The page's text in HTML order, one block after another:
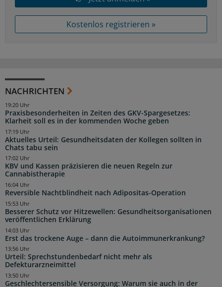
Kostenlos registrieren »
NACHRICHTEN
Praxisbesonderheiten in Zeiten des GKV-Spargesetzes:
Klarheit soll es in der kommenden Woche geben
19:20 Uhr
Aktuelles Urteil: Gesundheitsdaten der Kollegen sollten in
Chats tabu sein
17:19 Uhr
KBV und Kassen präzisieren die neuen Regeln zur
Cannabistherapie
17:02 Uhr
Reversible Nachtblindheit nach Adipositas-Operation
16:04 Uhr
Besserer Schutz vor Hitzewellen: Gesundheitsorganisationen
veröffentlichen Erklärung
15:53 Uhr
Erst das trockene Auge – dann die Autoimmunerkrankung?
14:03 Uhr
Urteil: Sprechstundenbedarf nicht mehr als
Defekturarzneimittel
13:56 Uhr
Geschlechtersensible Versorgung: Warum sie auch in der
13:50 Uhr